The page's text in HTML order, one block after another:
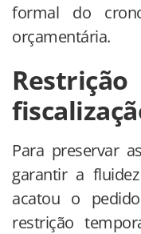
formal do
orçamentária.
Para preservar
garantir a
acatou o
restrição